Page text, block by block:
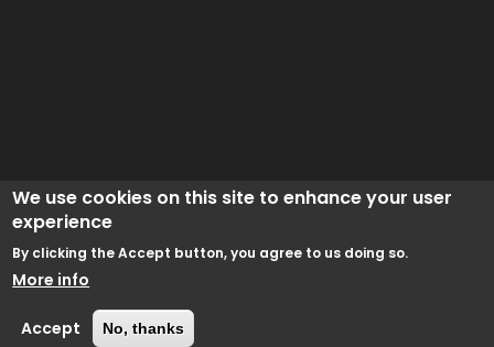
© 2024 Concello de Begonte /
Política de cookies
We use cookies on this site to enhance your user
experience
By clicking the Accept button, you agree to us doing so.
More info
Accept No, thanks